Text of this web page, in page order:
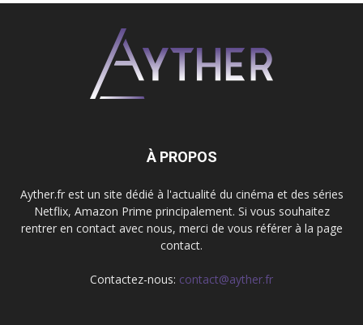
À PROPOS
Ayther.fr est un site dédié à l'actualité du cinéma et des séries
Netflix, Amazon Prime principalement. Si vous souhaitez
rentrer en contact avec nous, merci de vous référer à la page
contact.
Contactez-nous: contact@ayther.fr